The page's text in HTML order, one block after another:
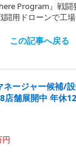
Program』戦
闘用ドローンで工
この記事へ戻る
ージャー候補/
店舗展開中 年休
円